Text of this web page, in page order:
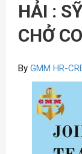
HẢI :
CHỞ
By GMM HR-